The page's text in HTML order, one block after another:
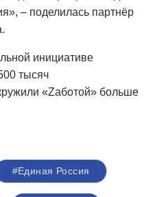
– поделилась партнёр
инициативе
тысяч
«Zаботой» больше
#Единая Россия